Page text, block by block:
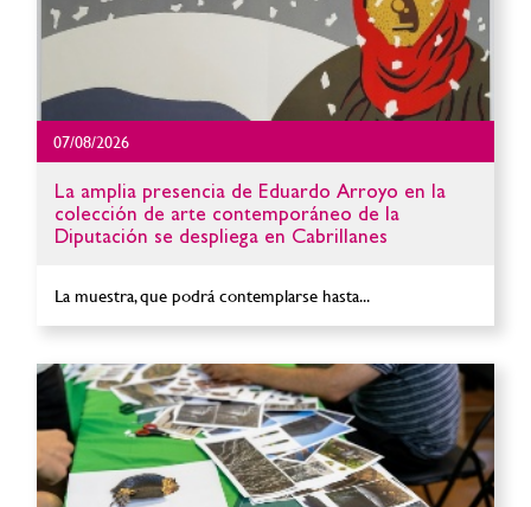
07/08/2026
La amplia presencia de Eduardo Arroyo en la
colección de arte contemporáneo de la
Diputación se despliega en Cabrillanes
La muestra, que podrá contemplarse hasta...